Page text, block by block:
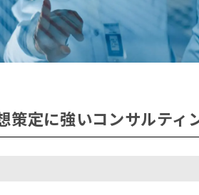
策定に強いコンサルティ